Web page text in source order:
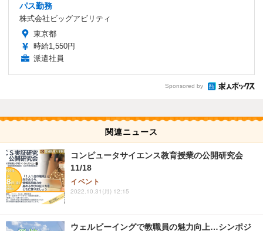
パス勤務
株式会社ビッグアビリティ
東京都
時給1,550円
派遣社員
Sponsored by
関連ニュース
コンピュータサイエンス教育授業の公開研究会
11/18
イベント
2022.10.31(月) 12:15
ウェルビーイングで教職員の魅力向上…シンポジ